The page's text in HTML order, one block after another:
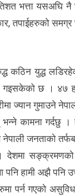
भत्ता
तपाईहरुको समग्र
कठिन युद्ध
गइसकेको छ । ४७
गुमाउने
कामना गर्दछु ।
जनताको
देशमा
हामी अझै पनि
गएको